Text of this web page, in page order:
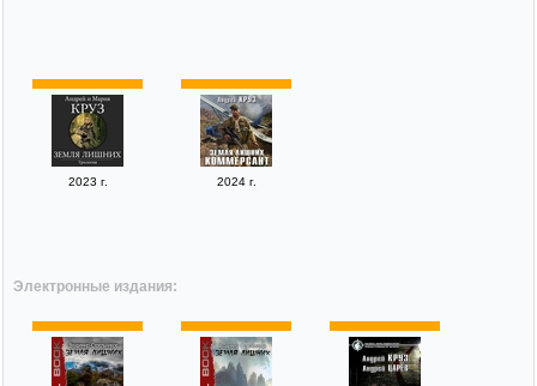
2023 г. 2024 г.
Электронные издания: